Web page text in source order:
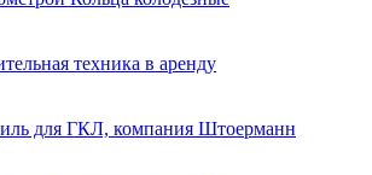
техника в аренду
для ГКЛ, компания Штоерманн